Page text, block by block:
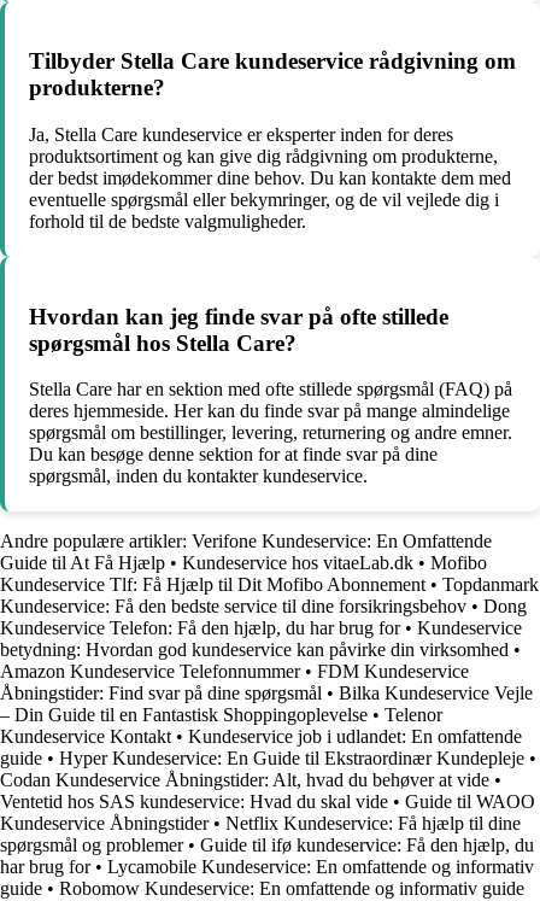
Tilbyder Stella Care kundeservice rådgivning om
produkterne?
Ja, Stella Care kundeservice er eksperter inden for deres
produktsortiment og kan give dig rådgivning om produkterne,
der bedst imødekommer dine behov. Du kan kontakte dem med
eventuelle spørgsmål eller bekymringer, og de vil vejlede dig i
forhold til de bedste valgmuligheder.
Hvordan kan jeg finde svar på ofte stillede
spørgsmål hos Stella Care?
Stella Care har en sektion med ofte stillede spørgsmål (FAQ) på
deres hjemmeside. Her kan du finde svar på mange almindelige
spørgsmål om bestillinger, levering, returnering og andre emner.
Du kan besøge denne sektion for at finde svar på dine
spørgsmål, inden du kontakter kundeservice.
Andre populære artikler: Verifone Kundeservice: En Omfattende
Guide til At Få Hjælp • Kundeservice hos vitaeLab.dk • Mofibo
Kundeservice Tlf: Få Hjælp til Dit Mofibo Abonnement• Topdanmark
Kundeservice: Få den bedste service til dine forsikringsbehov • Dong
Kundeservice Telefon: Få den hjælp, du har brug for• Kundeservice
betydning: Hvordan god kundeservice kan påvirke din virksomhed •
Amazon Kundeservice Telefonnummer• FDM Kundeservice
Åbningstider: Find svar på dine spørgsmål • Bilka Kundeservice Vejle
– Din Guide til en Fantastisk Shoppingoplevelse • Telenor
Kundeservice Kontakt• Kundeservice job i udlandet: En omfattende
guide • Hyper Kundeservice: En Guide til Ekstraordinær Kundepleje •
Codan Kundeservice Åbningstider: Alt, hvad du behøver at vide •
Ventetid hos SAS kundeservice: Hvad du skal vide • Guide til WAOO
Kundeservice Åbningstider• Netflix Kundeservice: Få hjælp til dine
spørgsmål og problemer• Guide til ifø kundeservice: Få den hjælp, du
har brug for• Lycamobile Kundeservice: En omfattende og informativ
guide • Robomow Kundeservice: En omfattende og informativ guide